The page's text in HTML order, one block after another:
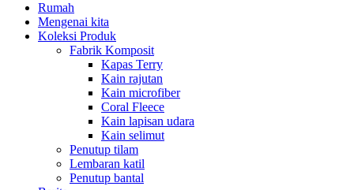
Rumah
Mengenai kita
Koleksi Produk
Fabrik Komposit
Kapas Terry
Kain rajutan
Kain microfiber
Coral Fleece
Kain lapisan udara
Kain selimut
Penutup tilam
Lembaran katil
Penutup bantal